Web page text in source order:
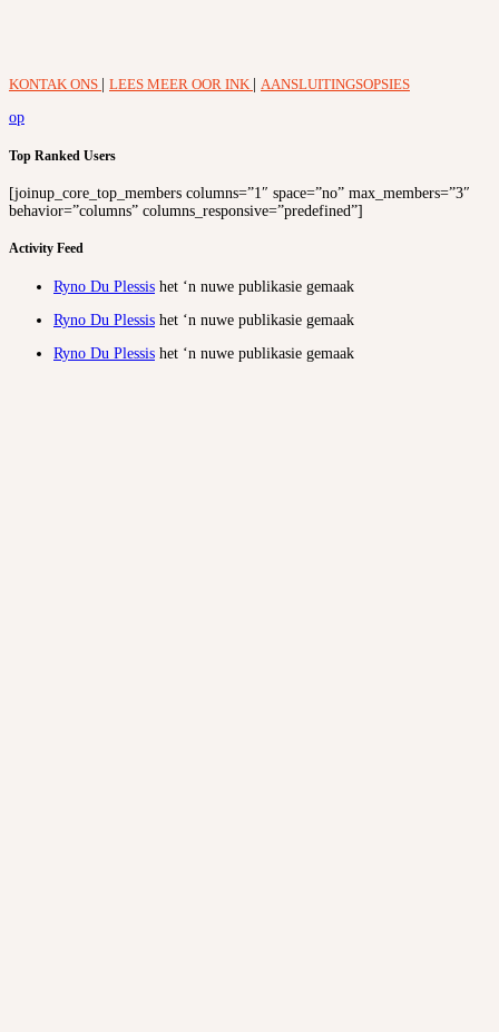
KONTAK ONS LEES MEER OOR INK
AANSLUITINGSOPSIES
op
Top Ranked Users
[joinup_core_top_members columns=”1″ space=”no” max_members=”3″
behavior=”columns” columns_responsive=”predefined”]
Activity Feed
Ryno Du Plessis het ‘n nuwe publikasie gemaak
Ryno Du Plessis het ‘n nuwe publikasie gemaak
Ryno Du Plessis het ‘n nuwe publikasie gemaak